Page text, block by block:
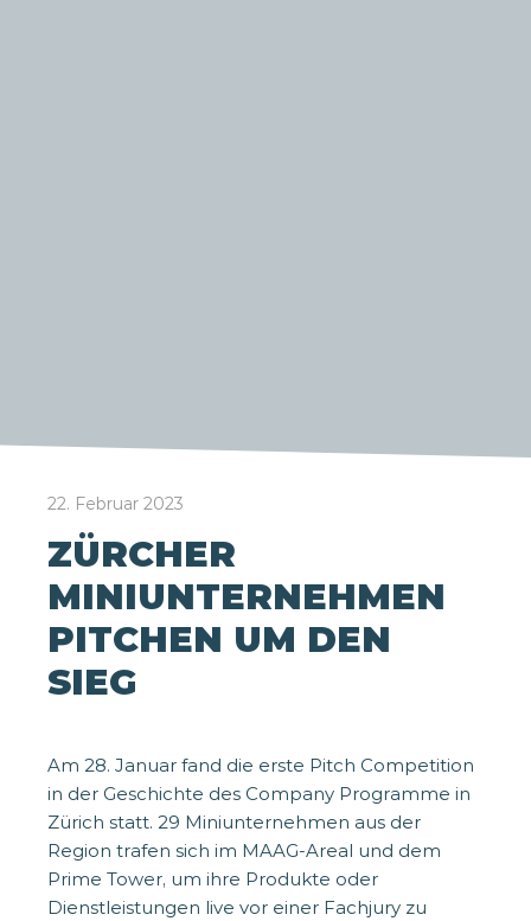
22. Februar 2023
ZÜRCHER
MINIUNTERNEHMEN
PITCHEN UM DEN
SIEG
Am 28. Januar fand die erste Pitch Competition
in der Geschichte des Company Programme in
Zürich statt. 29 Miniunternehmen aus der
Region trafen sich im MAAG-Areal und dem
Prime Tower, um ihre Produkte oder
Dienstleistungen live vor einer Fachjury zu